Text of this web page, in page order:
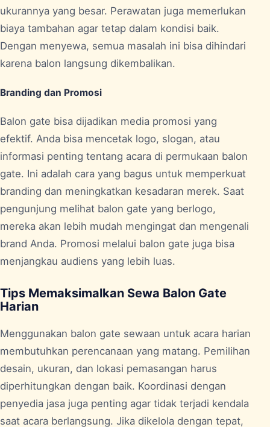
ukurannya yang besar. Perawatan juga memerlukan
biaya tambahan agar tetap dalam kondisi baik.
Dengan menyewa, semua masalah ini bisa dihindari
karena balon langsung dikembalikan.
Branding dan Promosi
Balon gate bisa dijadikan media promosi yang
efektif. Anda bisa mencetak logo, slogan, atau
informasi penting tentang acara di permukaan balon
gate. Ini adalah cara yang bagus untuk memperkuat
branding dan meningkatkan kesadaran merek. Saat
pengunjung melihat balon gate yang berlogo,
mereka akan lebih mudah mengingat dan mengenali
brand Anda. Promosi melalui balon gate juga bisa
menjangkau audiens yang lebih luas.
Tips Memaksimalkan Sewa Balon Gate
Harian
Menggunakan balon gate sewaan untuk acara harian
membutuhkan perencanaan yang matang. Pemilihan
desain, ukuran, dan lokasi pemasangan harus
diperhitungkan dengan baik. Koordinasi dengan
penyedia jasa juga penting agar tidak terjadi kendala
saat acara berlangsung. Jika dikelola dengan tepat,